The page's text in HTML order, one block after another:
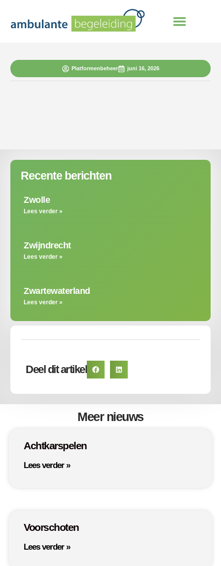
Platformenbeheer juni 16, 2026
Deel dit artikel
Recente berichten
Zwolle
Lees verder »
Zwijndrecht
Lees verder »
Zwartewaterland
Lees verder »
Meer nieuws
Achtkarspelen
Lees verder »
Voorschoten
Lees verder »